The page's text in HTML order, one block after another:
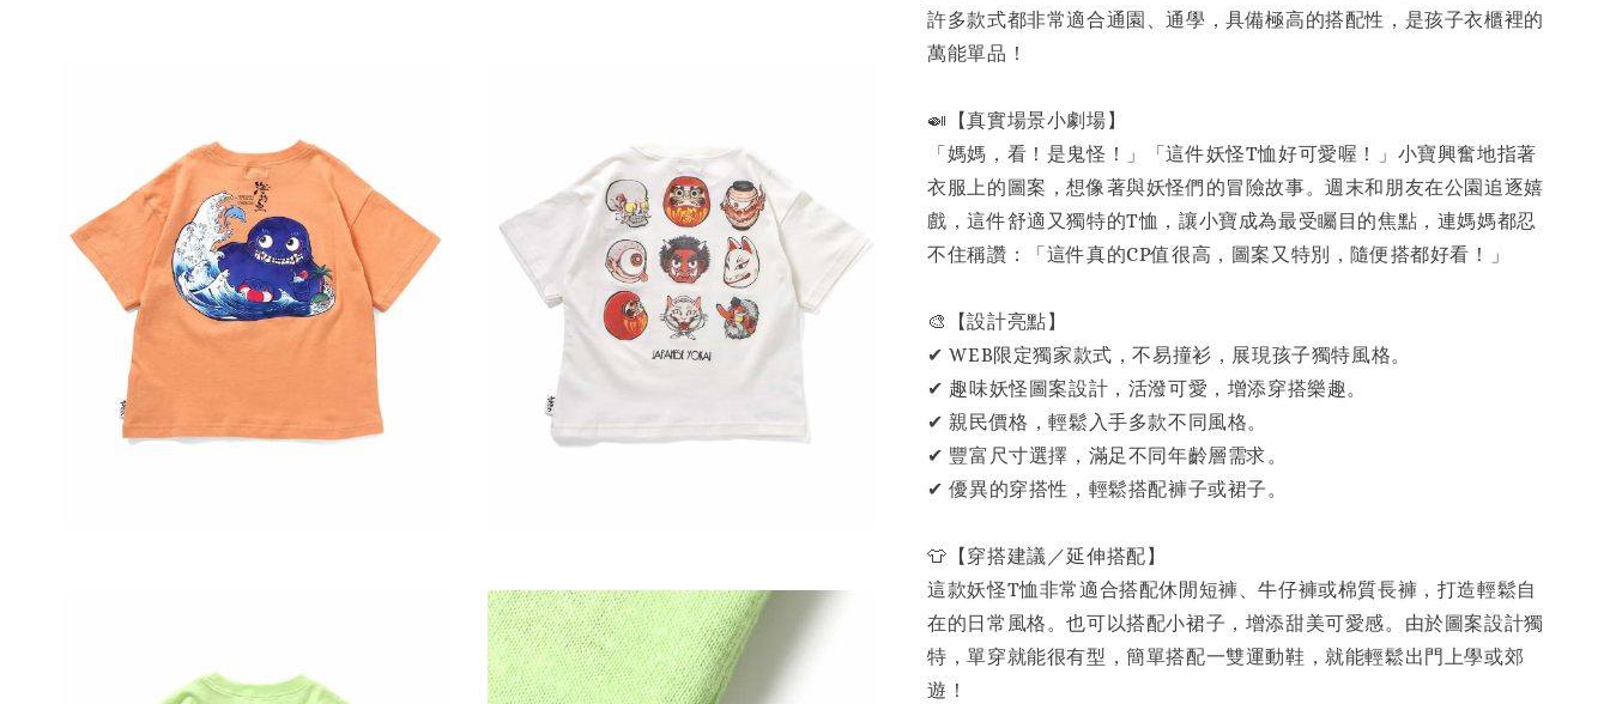
許多款式都非常適合通園、通學，具備極高的搭配性，是孩子衣櫃裡的
萬能單品！
🍛【真實場景小劇場】
「媽媽，看！是鬼怪！」「這件妖怪T恤好可愛喔！」小寶興奮地指著
衣服上的圖案，想像著與妖怪們的冒險故事。週末和朋友在公園追逐嬉
戲，這件舒適又獨特的T恤，讓小寶成為最受矚目的焦點，連媽媽都忍
不住稱讚：「這件真的CP值很高，圖案又特別，隨便搭都好看！」
🎨【設計亮點】
✔ WEB限定獨家款式，不易撞衫，展現孩子獨特風格。
✔ 趣味妖怪圖案設計，活潑可愛，增添穿搭樂趣。
✔ 親民價格，輕鬆入手多款不同風格。
✔ 豐富尺寸選擇，滿足不同年齡層需求。
✔ 優異的穿搭性，輕鬆搭配褲子或裙子。
👕【穿搭建議／延伸搭配】
這款妖怪T恤非常適合搭配休閒短褲、牛仔褲或棉質長褲，打造輕鬆自
在的日常風格。也可以搭配小裙子，增添甜美可愛感。由於圖案設計獨
特，單穿就能很有型，簡單搭配一雙運動鞋，就能輕鬆出門上學或郊
遊！